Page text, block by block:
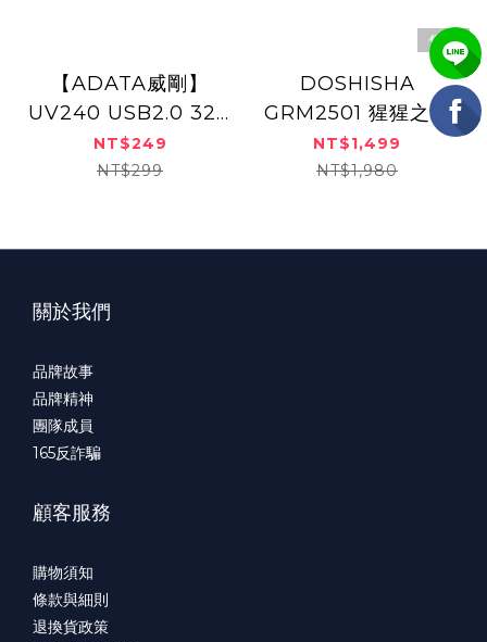
【ADATA威剛】
UV240 USB2.0 32G
隨身碟(黑色)
NT$249
NT$299
售完
DOSHISHA
GRM2501 猩猩之握
大腿按摩器 (多色)
NT$1,499
NT$1,980
關於我們
品牌故事
品牌精神
團隊成員
165反詐騙
顧客服務
購物須知
條款與細則
退換貨政策